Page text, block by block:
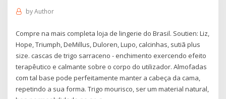
byAuthor
Compre na mais completa loja de lingerie do Brasil. Soutien: Liz,
Hope, Triumph, DeMillus, Duloren, Lupo, calcinhas, sutiã plus
size. cascas de trigo sarraceno - enchimento exercendo efeito
terapêutico e calmante sobre o corpo do utilizador. Almofadas
com tal base pode perfeitamente manter a cabeça da cama,
repetindo a sua forma. Trigo mourisco, ser um material natural,